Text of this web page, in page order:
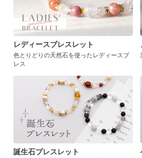
レディースブレスレット
色とりどりの天然石を使ったレディースブ
レス
誕生石ブレスレット